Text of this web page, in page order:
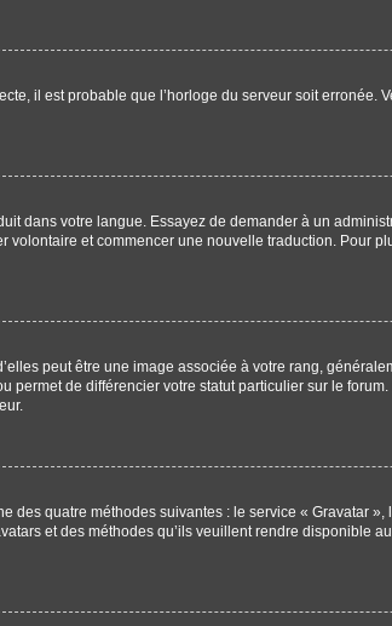
il est probable que l’horloge du serveur soit erronée.
dans votre langue. Essayez de demander à un
et commencer une nouvelle traduction. Pour
peut être une image associée à votre rang,
de différencier votre statut particulier sur le
quatre méthodes suivantes : le service « Gravatar
et des méthodes qu’ils veuillent rendre disponible